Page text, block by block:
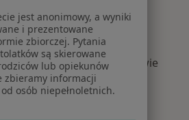
w Krakowie
dwubiegunowa w Krakowie
jest anonimowy, a wyniki
i prezentowane
zbiorczej. Pytania
są skierowane
lub opiekunów
zbieramy informacji
osób niepełnoletnich.